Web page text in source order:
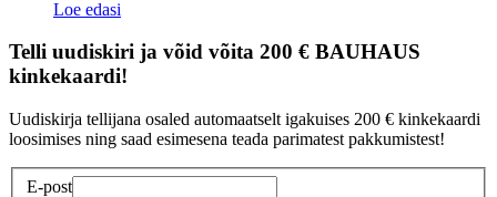
Loe edasi
Telli uudiskiri ja võid võita 200 € BAUHAUS
kinkekaardi!
Uudiskirja tellijana osaled automaatselt igakuises 200 € kinkekaardi
loosimises ning saad esimesena teada parimatest pakkumistest!
E-post